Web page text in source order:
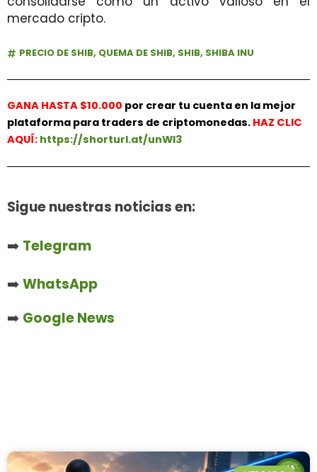
mercado cripto.
PRECIO DE SHIB, QUEMA DE SHIB, SHIB, SHIBA INU
GANA HASTA $10.000 por crear tu cuenta en la mejor
plataforma para traders de criptomonedas. HAZ CLIC
AQUÍ: https://shorturl.at/unWl3
Sigue nuestras noticias en:
➡️ Telegram
➡️WhatsApp
➡️ Google News